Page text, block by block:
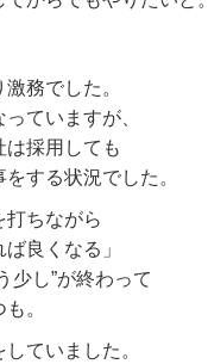
務でした。
ていますが、
採用しても
する状況でした。
打ちながら
良くなる」
少し”が終わって
。
ていました。